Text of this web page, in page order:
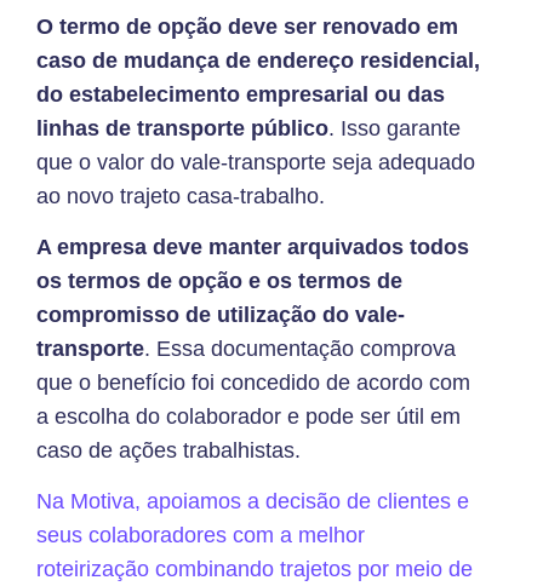
O termo de opção deve ser renovado em
caso de mudança de endereço residencial,
do estabelecimento empresarial ou das
linhas de transporte público. Isso garante
que o valor do vale-transporte seja adequado
ao novo trajeto casa-trabalho.
A empresa deve manter arquivados todos
os termos de opção e os termos de
compromisso de utilização do vale-
transporte. Essa documentação comprova
que o benefício foi concedido de acordo com
a escolha do colaborador e pode ser útil em
caso de ações trabalhistas.
Na Motiva, apoiamos a decisão de clientes e
seus colaboradores com a melhor
roteirização combinando trajetos por meio de